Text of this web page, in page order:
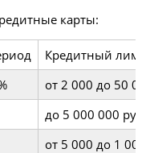
карты:
Кредитный
от 2 000 до 50
до 5 000 000
от 5 000 до 1